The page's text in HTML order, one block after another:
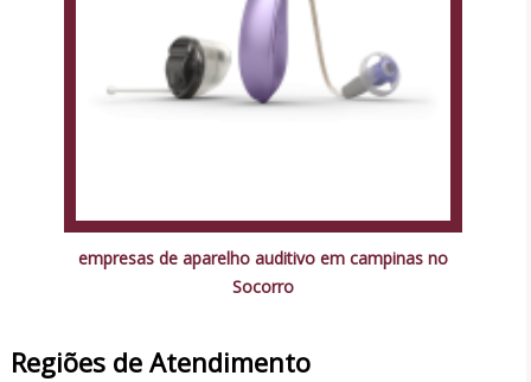
empresas de aparelho auditivo em campinas no
Socorro
Regiões de Atendimento